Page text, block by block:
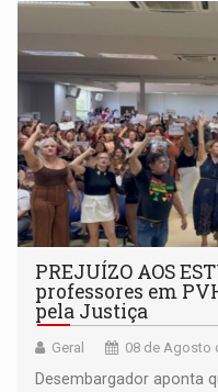
PREJUÍZO AOS
professores em
pela Justiça
Geral 08 de Agosto
Desembargador aponta